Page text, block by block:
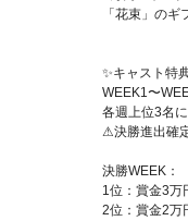
「花束」の
✨キャスト特
WEEK1〜
各週上位3名
⚠︎決勝進出確
決勝WEEK：
1位：賞金3万
2位：賞金2万